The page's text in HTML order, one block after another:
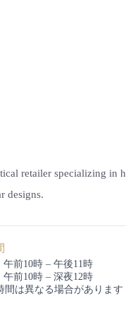
retailer specializing in
designs.
午前10時 – 午後11時
前10時 – 深夜12時
間は異なる場合があります